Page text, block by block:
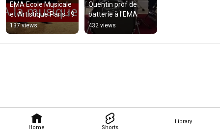
Home Shorts
Library
EMA Ecole Musicale
et Artistique Paris 19
137 views
Quentin prof de
batterie à l'EMA
432 views